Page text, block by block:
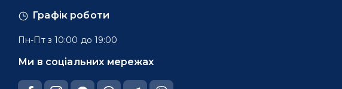
Графік роботи
Пн-Пт з 10:00 до 19:00
Ми в соціальних мережах